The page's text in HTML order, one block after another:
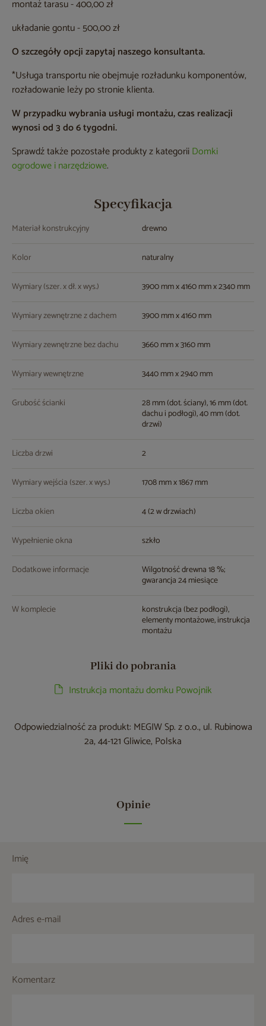
montaż tarasu - 400,00 zł
układanie gontu - 500,00 zł
O szczegóły opcji zapytaj naszego konsultanta.
*Usługa transportu nie obejmuje rozładunku komponentów,
rozładowanie leży po stronie klienta.
W przypadku wybrania usługi montażu, czas realizacji
wynosi od 3 do 6 tygodni.
Sprawdź także pozostałe produkty z kategoriiDomki
ogrodowe i narzędziowe.
Specyfikacja
Materiał konstrukcyjny drewno
Kolor naturalny
Wymiary (szer. x dł. x wys.) 3900 mm x 4160 mm x 2340 mm
Wymiary zewnętrzne z dachem 3900 mm x 4160 mm
Wymiary zewnętrzne bez dachu 3660 mm x 3160 mm
Wymiary wewnętrzne 3440 mm x 2940 mm
Grubość ścianki 28 mm (dot. ściany), 16 mm (dot.
dachu i podłogi), 40 mm (dot.
drzwi)
Liczba drzwi 2
Wymiary wejścia (szer. x wys.) 1708 mm x 1867 mm
Liczba okien 4 (2 w drzwiach)
Wypełnienie okna szkło
Dodatkowe informacje Wilgotność drewna 18 %;
gwarancja 24 miesiące
W komplecie konstrukcja (bez podłogi),
elementy montażowe, instrukcja
montażu
Pliki do pobrania
Instrukcja montażu domku Powojnik
Odpowiedzialność za produkt: MEGIW Sp. z o.o., ul. Rubinowa
2a, 44-121 Gliwice, Polska
Opinie
Imię
Adres e-mail
Komentarz